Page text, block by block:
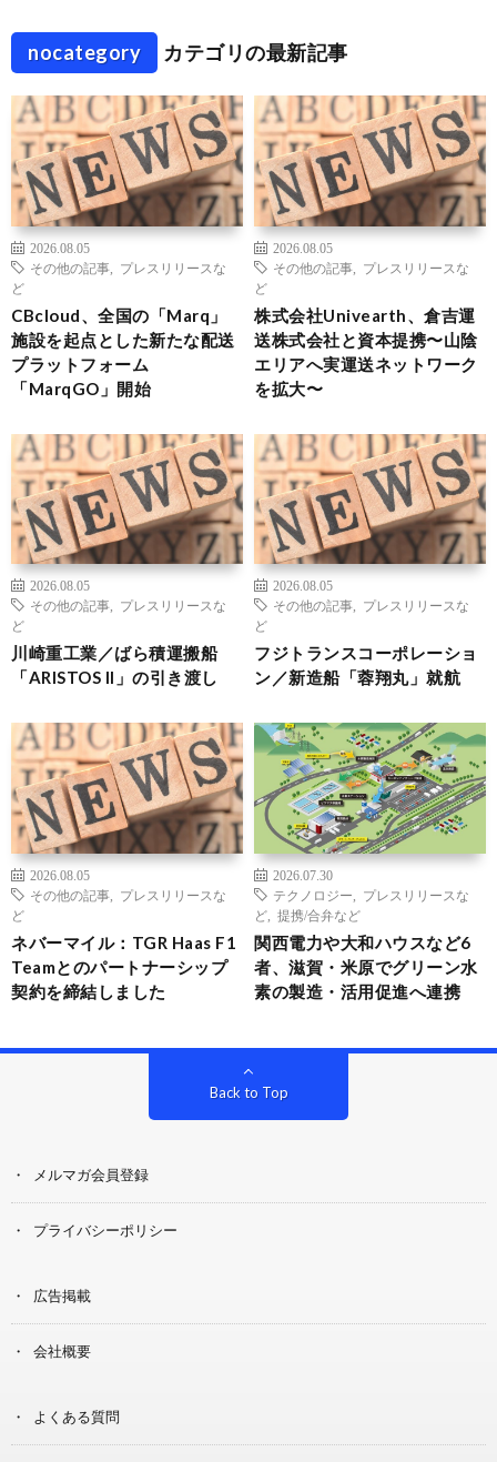
nocategory カテゴリの最新記事
2026.08.05
その他の記事
プレスリリースな
ど
CBcloud、全国の「Marq」
施設を起点とした新たな配送
プラットフォーム
「MarqGO」開始
2026.08.05
その他の記事
プレスリリースな
ど
株式会社Univearth、倉吉運
送株式会社と資本提携〜山陰
エリアへ実運送ネットワーク
を拡大〜
2026.08.05
その他の記事
プレスリリースな
ど
川崎重工業／ばら積運搬船
「ARISTOS II」の引き渡し
2026.08.05
その他の記事
プレスリリースな
ど
フジトランスコーポレーショ
ン／新造船「蓉翔丸」就航
2026.08.05
その他の記事
プレスリリースな
ど
ネバーマイル：TGR Haas F1
Teamとのパートナーシップ
契約を締結しました
2026.07.30
テクノロジー
プレスリリースな
ど
提携/合弁など
関西電力や大和ハウスなど6
者、滋賀・米原でグリーン水
素の製造・活用促進へ連携
Back to Top
メルマガ会員登録
プライバシーポリシー
広告掲載
会社概要
よくある質問